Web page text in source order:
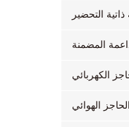
التحضير
المضمنة
الكهربائي
الهوائي